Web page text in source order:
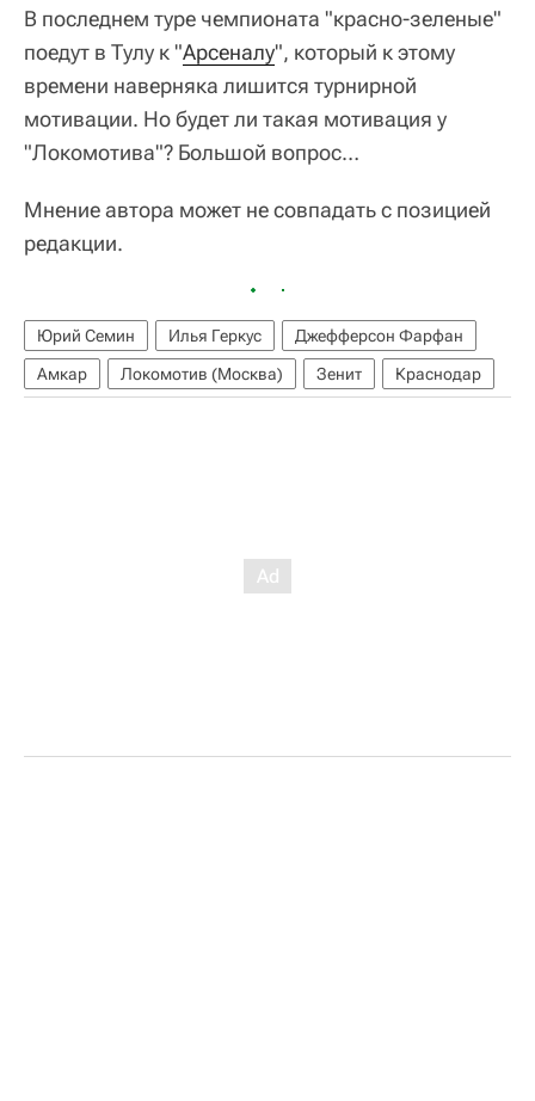
В последнем туре чемпионата "красно-зеленые"
поедут в Тулу к "Арсеналу", который к этому
времени наверняка лишится турнирной
мотивации. Но будет ли такая мотивация у
"Локомотива"? Большой вопрос…
Мнение автора может не совпадать с позицией
редакции.
Юрий Семин Илья Геркус
Джефферсон Фарфан
Амкар
Локомотив (Москва) Зенит Краснодар